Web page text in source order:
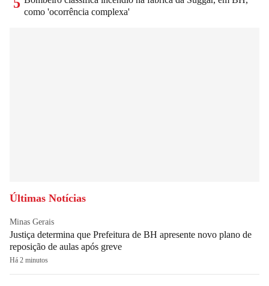
como 'ocorrência complexa'
Últimas Notícias
Minas Gerais
Justiça determina que Prefeitura de BH apresente novo plano de
reposição de aulas após greve
Há 2 minutos